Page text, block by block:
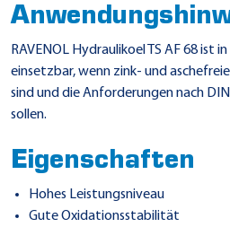
RAVENOL Hydraulikoel TS AF 68 ist
einsetzbar, wenn zink- und
sind und die Anforderungen nach
sollen.
Eigenschaften
Hohes Leistungsniveau
Gute Oxidationsstabilität